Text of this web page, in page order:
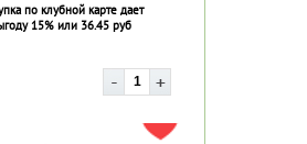
по клубной карте дает
15% или 36.45 руб
ДОБАВИТЬ В ИЗБРАННОЕ